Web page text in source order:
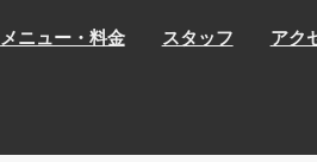
メニュー・料金 スタッフ アク